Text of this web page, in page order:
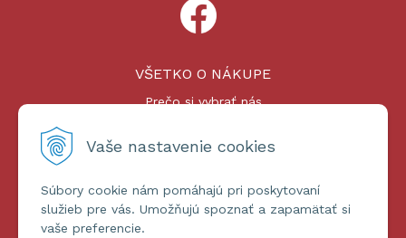
Vaše nastavenie cookies
Súbory cookie nám pomáhajú pri poskytovaní
služieb pre vás. Umožňujú spoznať a zapamätať si
vaše preferencie.
VŠETKO O NÁKUPE
Prečo si vybrať nás
Platby a doprava
ĎALŠIE INFORMÁCIE